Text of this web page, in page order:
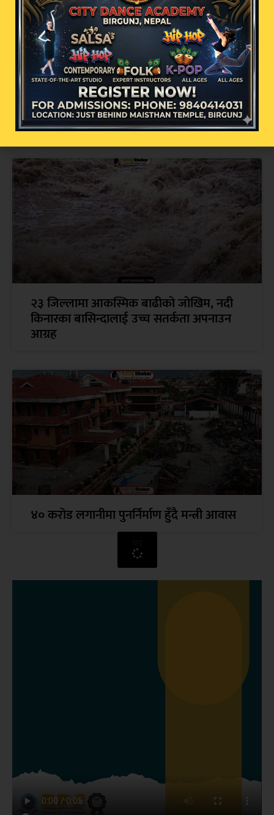
धर्तीको भू-स्वर्ग बाजुराको बडी मालिकामा भदौ १
गतेबाट पूजा आरम्भ हुने
२३ जिल्लामा आकस्मिक बाढीको जोखिम, नदी
किनारका बासिन्दालाई उच्च सतर्कता अपनाउन
आग्रह
४० करोड लगानीमा पुनर्निर्माण हुँदै मन्त्री आवास